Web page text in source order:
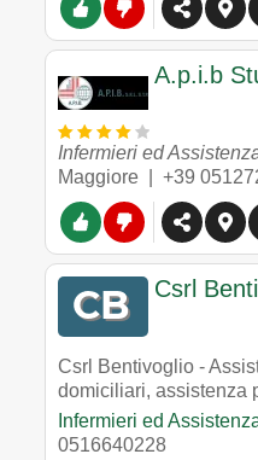
A.p.i.b
Infermieri ed
Maggiore | +39
Csrl
Csrl Bentivoglio -
domiciliari, assistenza
Infermieri ed
0516640228